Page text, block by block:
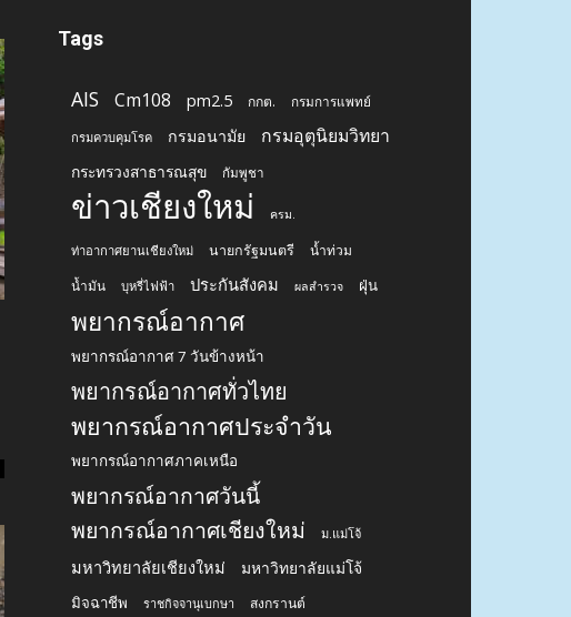
Tags
AIS Cm108 pm2.5 กกต. กรมการแพทย์
กรมควบคุมโรค กรมอนามัย กรมอุตุนิยมวิทยา
กระทรวงสาธารณสุข กัมพูชา
ข่าวเชียงใหม่ ครม.
ท่าอากาศยานเชียงใหม่ นายกรัฐมนตรี น้ำท่วม
น้ำมัน บุหรี่ไฟฟ้า ประกันสังคม ผลสำรวจ ฝุ่น
พยากรณ์อากาศ
พยากรณ์อากาศ 7 วันข้างหน้า
พยากรณ์อากาศทั่วไทย
พยากรณ์อากาศประจำวัน
พยากรณ์อากาศภาคเหนือ
พยากรณ์อากาศวันนี้
พยากรณ์อากาศเชียงใหม่
ม.แม่โจ้
มหาวิทยาลัยเชียงใหม่ มหาวิทยาลัยแม่โจ้
มิจฉาชีพ ราชกิจจานุเบกษา สงกรานต์